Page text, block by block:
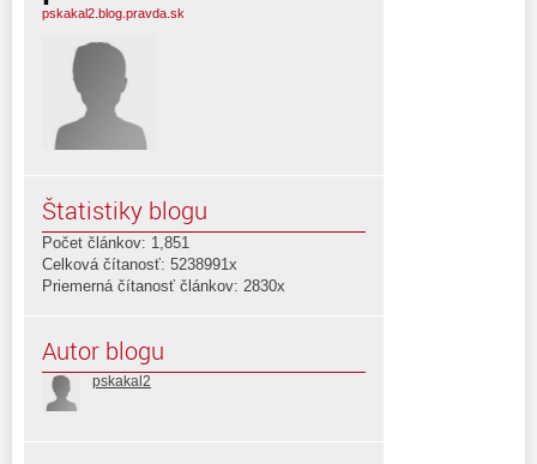
pskakal2.blog.pravda.sk
Štatistiky blogu
Počet článkov: 1,851
Celková čítanosť: 5238991x
Priemerná čítanosť článkov: 2830x
Autor blogu
pskakal2